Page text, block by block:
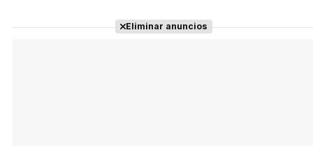
Eliminar anuncios